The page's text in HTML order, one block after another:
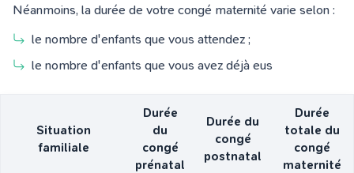
Néanmoins, la durée de votre congé maternité varie selon :
le nombre d'enfants que vous attendez ;
le nombre d'enfants que vous avez déjà eus
Situation
familiale
Durée
du
congé
prénatal
Durée du
congé
postnatal
Durée
totale du
congé
maternité